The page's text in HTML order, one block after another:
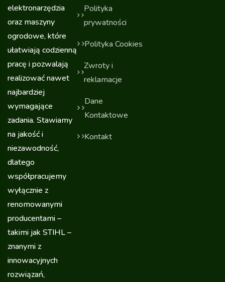
elektronarzędzia
oraz maszyny
ogrodowe, które
ułatwiają codzienną
pracę i pozwalają
realizować nawet
najbardziej
wymagające
zadania. Stawiamy
na jakość i
niezawodność,
dlatego
współpracujemy
wyłącznie z
renomowanymi
producentami –
takimi jak STIHL –
znanymi z
innowacyjnych
rozwiązań,
Polityka
prywatności
Polityka Cookies
Zwroty i
reklamacje
Dane
Kontaktowe
Kontakt